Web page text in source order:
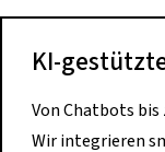
KI-
Von Chatbots
Wir integrieren